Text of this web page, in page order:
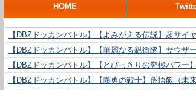
HOME
【DBZドッカンバトル】【よみがえる伝説】超サ
【DBZドッカンバトル】【華麗なる親衛隊】サウ
【DBZドッカンバトル】【とびっきりの究極パワー
【DBZドッカンバトル】【義勇の戦士】孫悟飯（未